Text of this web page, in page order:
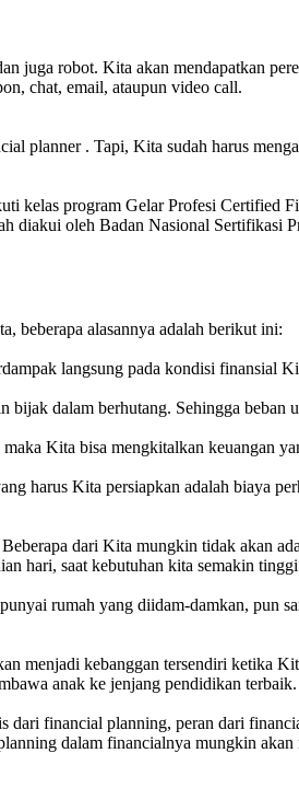
juga robot. Kita akan mendapatkan
chat, email, ataupun video call.
planner . Tapi, Kita sudah harus
kelas program Gelar Profesi Certified
diakui oleh Badan Nasional Sertifikasi
beberapa alasannya adalah berikut ini:
langsung pada kondisi finansial
dalam berhutang. Sehingga beban
Kita bisa mengkitalkan keuangan
harus Kita persiapkan adalah biaya
dari Kita mungkin tidak akan
hari, saat kebutuhan kita semakin
rumah yang diidam-damkan, pun
menjadi kebanggan tersendiri ketika
anak ke jenjang pendidikan terbaik.
financial planning, peran dari
dalam financialnya mungkin